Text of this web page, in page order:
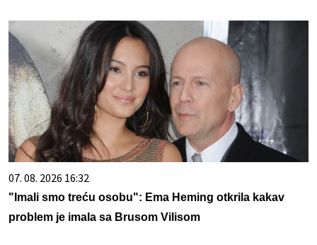
07. 08. 2026 16:32
"Imali smo treću osobu": Ema Heming otkrila kakav
problem je imala sa Brusom Vilisom